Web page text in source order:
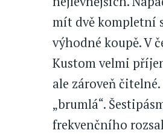
mít dvě kompletní
výhodné koupě. V
Kustom velmi
ale zároveň
„brumlá“.
frekvenčního